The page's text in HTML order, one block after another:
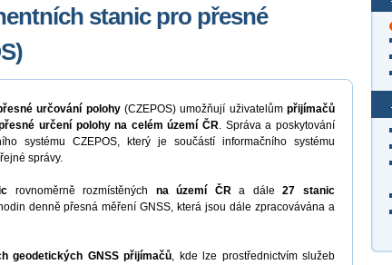
stanic pro přesné
určování polohy(CZEPOS) umožňují uživatelůmpřijímačů
určení polohy na celém území ČR. Správa a poskytování
systému CZEPOS, který je součástí informačního systému
správy.
rovnoměrně rozmístěných na území ČRa dále27 stanic
denně přesná měření GNSS, která jsou dále zpracovávána a
geodetických GNSS přijímačů, kde lze prostřednictvím služeb